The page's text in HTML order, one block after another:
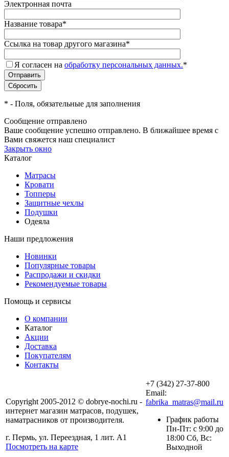
Электронная почта
Название товара*
Ссылка на товар другого магазина*
Я согласен на обработку персональных данных.*
* - Поля, обязательные для заполнения
Сообщение отправлено
Ваше сообщение успешно отправлено. В ближайшее время с
Вами свяжется наш специалист
Закрыть окно
Каталог
Матрасы
Кровати
Топперы
Защитные чехлы
Подушки
Одеяла
Наши предложения
Новинки
Популярные товары
Распродажи и скидки
Рекомендуемые товары
Помощь и сервисы
О компании
Каталог
Акции
Доставка
Покупателям
Контакты
Copyright 2005-2012 © dobrye-nochi.ru -
интернет магазин матрасов, подушек,
наматрасников от производителя.
г. Пермь, ул. Переездная, 1 лит. А1
Посмотреть на карте
+7 (342) 27-37-800
Email:
fabrika_matras@mail.ru
График работы
Пн-Пт: с 9:00 до
18:00 Сб, Вс:
Выходной